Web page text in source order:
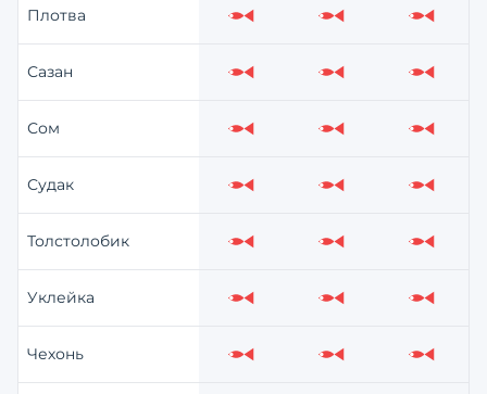
Плотва Слабо Слабо Слабо
Сазан Слабо Слабо Слабо
Сом Слабо Слабо Слабо
Судак Слабо Слабо Слабо
Толстолобик Слабо Слабо Слабо
Уклейка Слабо Слабо Слабо
Чехонь Слабо Слабо Слабо